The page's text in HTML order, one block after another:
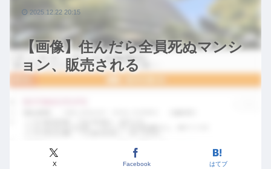
【画像】住んだら全員死ぬマンシ
ョン、販売される
X Facebook はてブ
2025.12.22 20:15